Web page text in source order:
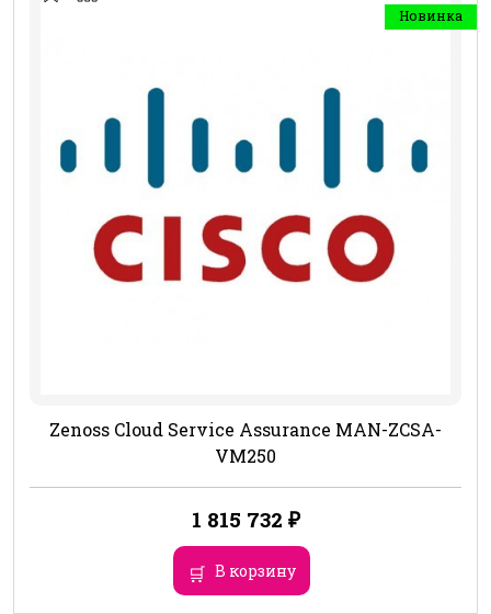
Новинка
Zenoss Cloud Service Assurance MAN-ZCSA-
VM250
1 815 732 ₽
В корзину